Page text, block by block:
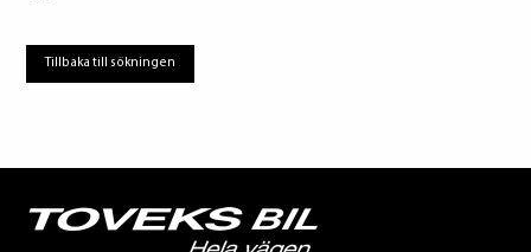
Tillbaka till sökningen